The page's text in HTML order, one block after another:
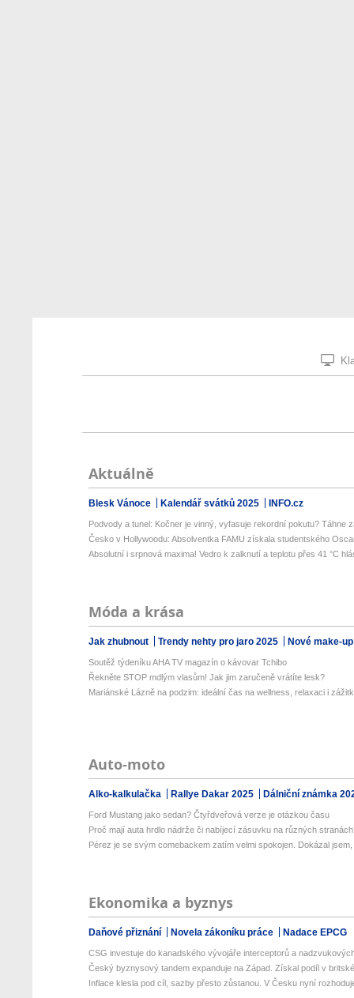
Aktuálně
Blesk Vánoce Kalendář svátků 2025 INFO.cz
Podvody a tunel: Kočner je vinný, vyfasuje rekordní pokutu? Táhne
Česko v Hollywoodu: Absolventka FAMU získala studentského
Absolutní i srpnová maxima! Vedro k zalknutí a teplotu přes 41 °C
Móda a krása
Jak zhubnout Trendy nehty pro jaro 2025 Nové make-
Soutěž týdeníku AHA TV magazín o kávovar Tchibo
Řekněte STOP mdlým vlasům! Jak jim zaručeně vrátíte lesk?
Mariánské Lázně na podzim: ideální čas na wellness, relaxaci i
Auto-moto
Alko-kalkulačka Rallye Dakar 2025 Dálniční známka
Ford Mustang jako sedan? Čtyřdveřová verze je otázkou času
Proč mají auta hrdlo nádrže či nabíjecí zásuvku na různých
Pérez je se svým comebackem zatím velmi spokojen. Dokázal
Ekonomika a byznys
Daňové přiznání Novela zákoníku práce Nadace EPCG
CSG investuje do kanadského vývojáře interceptorů a
Český byznysový tandem expanduje na Západ. Získal podíl v
Inflace klesla pod cíl, sazby přesto zůstanou. V Česku nyní